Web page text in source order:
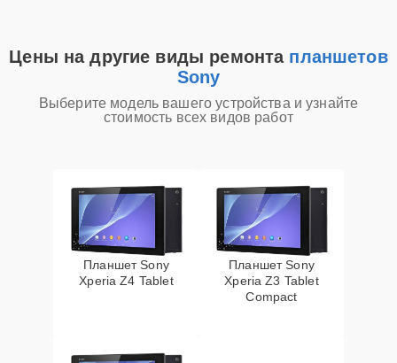
Цены на другие виды ремонта планшетов
Sony
Выберите модель вашего устройства и узнайте
стоимость всех видов работ
Планшет Sony
Xperia Z4 Tablet
Планшет Sony
Xperia Z3 Tablet
Compact